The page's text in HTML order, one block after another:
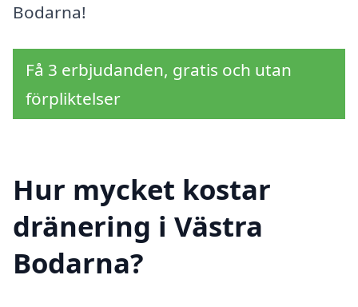
Bodarna!
Få 3 erbjudanden, gratis och utan
förpliktelser
Hur mycket kostar
dränering i Västra
Bodarna?